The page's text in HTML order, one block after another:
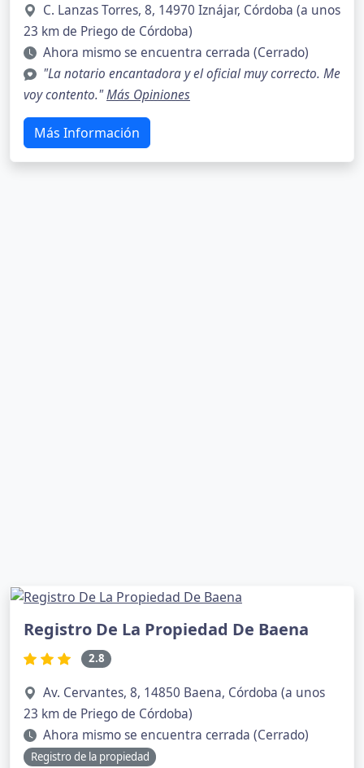
C. Lanzas Torres, 8, 14970 Iznájar, Córdoba (a unos
23 km de Priego de Córdoba)
Ahora mismo se encuentra cerrada (Cerrado)
"La notario encantadora y el oficial muy correcto. Me
voy contento."Más Opiniones
Más Información
Registro De La Propiedad De Baena
2.8
Av. Cervantes, 8, 14850 Baena, Córdoba (a unos
23 km de Priego de Córdoba)
Ahora mismo se encuentra cerrada (Cerrado)
Registro de la propiedad